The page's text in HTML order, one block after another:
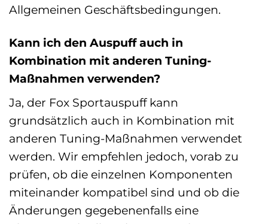
Allgemeinen Geschäftsbedingungen.
Kann ich den Auspuff auch in
Kombination mit anderen Tuning-
Maßnahmen verwenden?
Ja, der Fox Sportauspuff kann
grundsätzlich auch in Kombination mit
anderen Tuning-Maßnahmen verwendet
werden. Wir empfehlen jedoch, vorab zu
prüfen, ob die einzelnen Komponenten
miteinander kompatibel sind und ob die
Änderungen gegebenenfalls eine